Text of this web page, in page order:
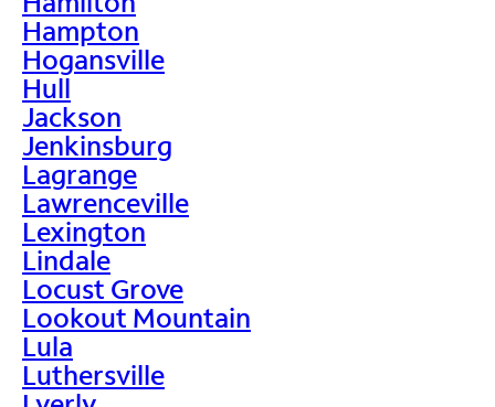
Hampton
Hogansville
Hull
Jackson
Jenkinsburg
Lagrange
Lawrenceville
Lexington
Lindale
Locust Grove
Lookout Mountain
Lula
Luthersville